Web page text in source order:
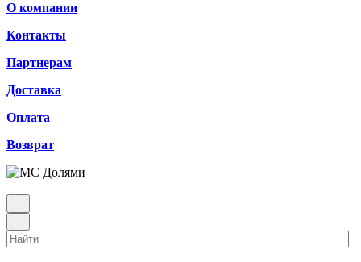
О компании
Контакты
Партнерам
Доставка
Оплата
Возврат